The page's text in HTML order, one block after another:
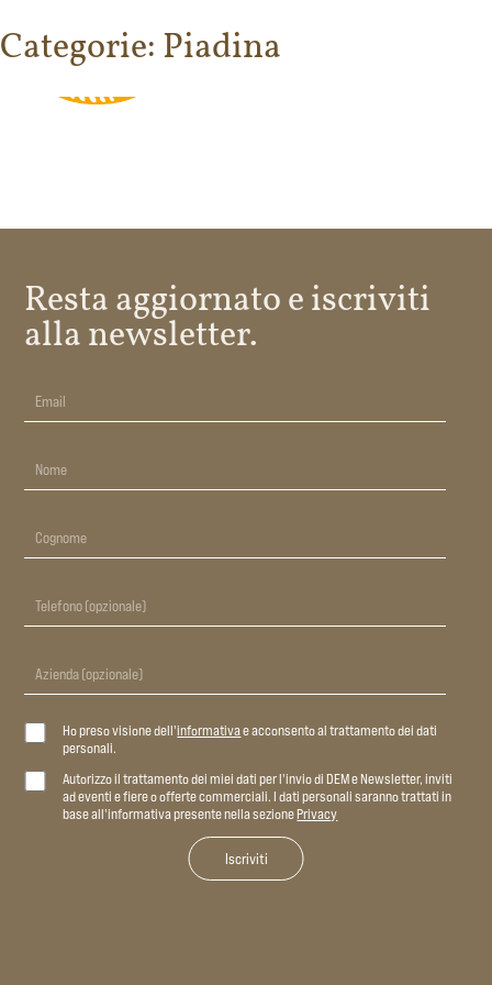
Categorie: Piadina
Resta aggiornato e iscriviti
alla newsletter.
Ho preso visione dell'informativae acconsento al trattamento dei dati
personali.
Autorizzo il trattamento dei miei dati per l'invio di DEM e Newsletter, inviti
ad eventi e fiere o offerte commerciali. I dati personali saranno trattati in
base all'informativa presente nella sezionePrivacy